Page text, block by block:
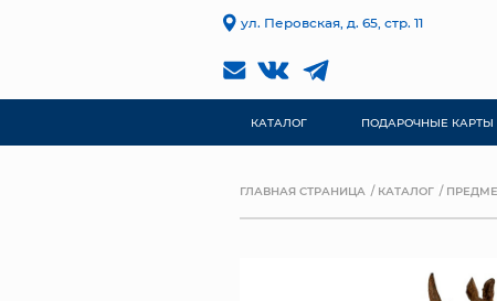
ул. Перовская, д. 65, стр. 11
КАТАЛОГ ПОДАРОЧНЫЕ КАРТЫ
ГЛАВНАЯ СТРАНИЦА КАТАЛОГ